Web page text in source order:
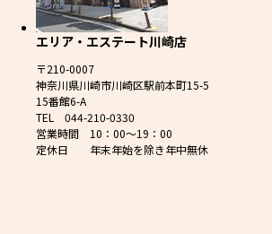
エリア・エステート川崎店
〒210-0007
神奈川県川崎市川崎区駅前本町15-5
15番館6-A
TEL 044-210-0330
営業時間 10：00～19：00
定休日 年末年始を除き年中無休